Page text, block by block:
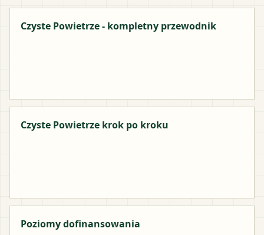
Czyste Powietrze - kompletny przewodnik
Czyste Powietrze krok po kroku
Poziomy dofinansowania